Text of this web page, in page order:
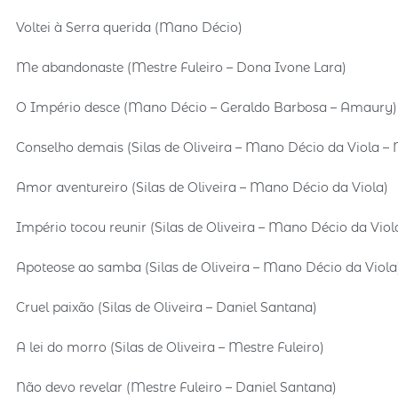
Voltei à Serra querida (Mano Décio)
Me abandonaste (Mestre Fuleiro – Dona Ivone Lara)
O Império desce (Mano Décio – Geraldo Barbosa – Amaury)
Conselho demais (Silas de Oliveira – Mano Décio da Viola –
Amor aventureiro (Silas de Oliveira – Mano Décio da Viola)
Império tocou reunir (Silas de Oliveira – Mano Décio da
Apoteose ao samba (Silas de Oliveira – Mano Décio da
Cruel paixão (Silas de Oliveira – Daniel Santana)
A lei do morro (Silas de Oliveira – Mestre Fuleiro)
Não devo revelar (Mestre Fuleiro – Daniel Santana)